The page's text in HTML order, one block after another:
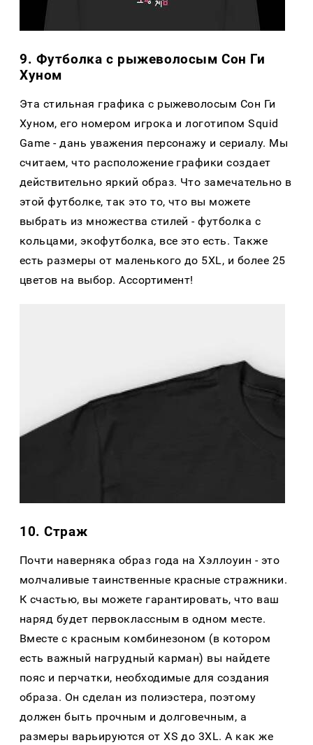
9. Футболка с рыжеволосым Сон Ги
Хуном
Эта стильная графика с рыжеволосым Сон Ги
Хуном, его номером игрока и логотипом Squid
Game - дань уважения персонажу и сериалу. Мы
считаем, что расположение графики создает
действительно яркий образ. Что замечательно в
этой футболке, так это то, что вы можете
выбрать из множества стилей - футболка с
кольцами, экофутболка, все это есть. Также
есть размеры от маленького до 5XL, и более 25
цветов на выбор. Ассортимент!
10. Страж
Почти наверняка образ года на Хэллоуин - это
молчаливые таинственные красные стражники.
К счастью, вы можете гарантировать, что ваш
наряд будет первоклассным в одном месте.
Вместе с красным комбинезоном (в котором
есть важный нагрудный карман) вы найдете
пояс и перчатки, необходимые для создания
образа. Он сделан из полиэстера, поэтому
должен быть прочным и долговечным, а
размеры варьируются от XS до 3XL. А как же